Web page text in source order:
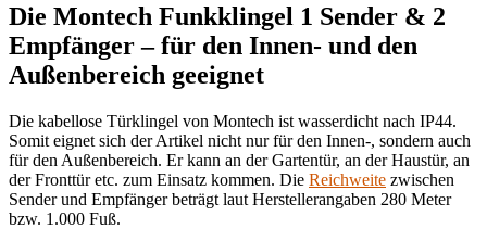
Die Montech Funkklingel 1 Sender & 2
Empfänger – für den Innen- und den
Außenbereich geeignet
Die kabellose Türklingel von Montech ist wasserdicht nach IP44.
Somit eignet sich der Artikel nicht nur für den Innen-, sondern auch
für den Außenbereich. Er kann an der Gartentür, an der Haustür, an
der Fronttür etc. zum Einsatz kommen. Die Reichweite zwischen
Sender und Empfänger beträgt laut Herstellerangaben 280 Meter
bzw. 1.000 Fuß.